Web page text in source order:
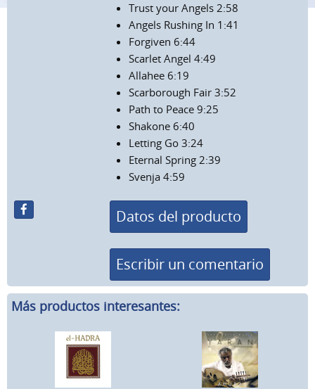
Trust your Angels 2:58
Angels Rushing In 1:41
Forgiven 6:44
Scarlet Angel 4:49
Allahee 6:19
Scarborough Fair 3:52
Path to Peace 9:25
Shakone 6:40
Letting Go 3:24
Eternal Spring 2:39
Svenja 4:59
Datos del producto
Escribir un comentario
Más productos interesantes: